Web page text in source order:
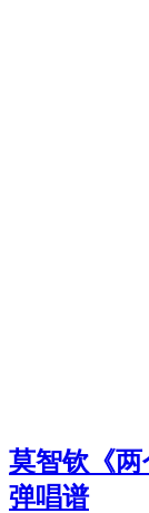
莫智钦《
弹唱谱